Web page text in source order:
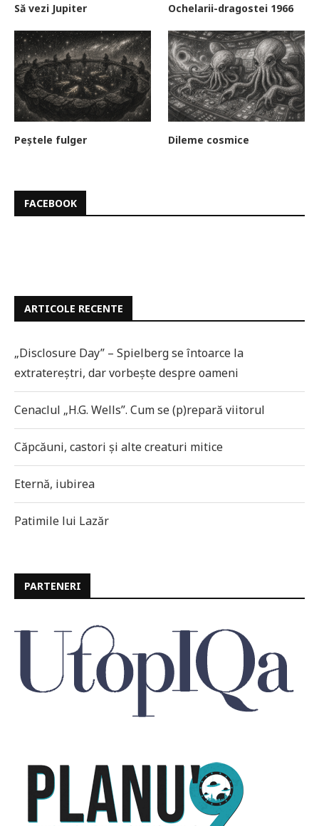
Să vezi Jupiter Ochelarii-dragostei 1966
Peștele fulger Dileme cosmice
FACEBOOK
ARTICOLE RECENTE
„Disclosure Day” – Spielberg se întoarce la
extratereștri, dar vorbește despre oameni
Cenaclul „H.G. Wells”. Cum se (p)repară viitorul
Căpcăuni, castori și alte creaturi mitice
Eternă, iubirea
Patimile lui Lazăr
PARTENERI